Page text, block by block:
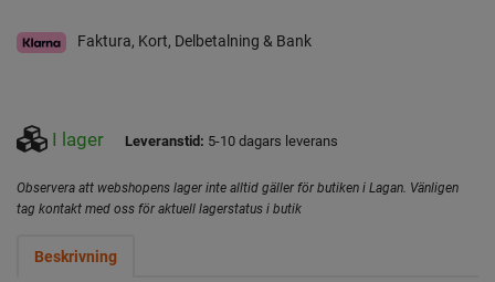
Faktura, Kort, Delbetalning & Bank
I lager Leveranstid: 5-10 dagars leverans
Observera att webshopens lager inte alltid gäller för butiken i Lagan. Vänligen
tag kontakt med oss för aktuell lagerstatus i butik
Beskrivning